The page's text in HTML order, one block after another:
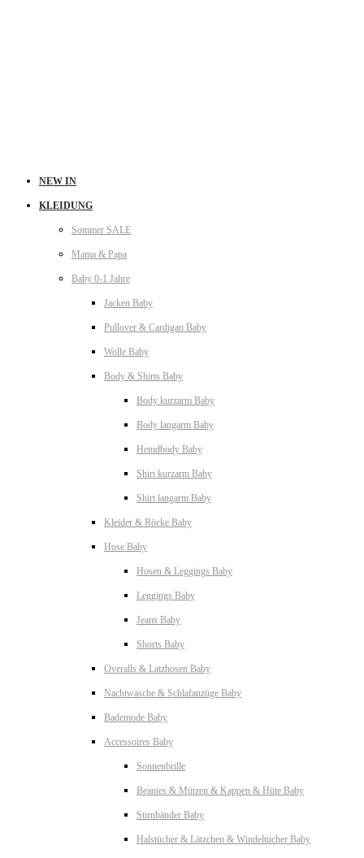
NEW IN
KLEIDUNG
Sommer SALE
Mama & Papa
Baby 0-1 Jahre
Jacken Baby
Pullover & Cardigan Baby
Wolle Baby
Body & Shirts Baby
Body kurzarm Baby
Body langarm Baby
Hemdbody Baby
Shirt kurzarm Baby
Shirt langarm Baby
Kleider & Röcke Baby
Hose Baby
Hosen & Leggings Baby
Leggings Baby
Jeans Baby
Shorts Baby
Overalls & Latzhosen Baby
Nachtwäsche & Schlafanzüge Baby
Bademode Baby
Accessoires Baby
Sonnenbrille
Beanies & Mützen & Kappen & Hüte Baby
Stirnbänder Baby
Halstücher & Lätzchen & Windeltücher Baby